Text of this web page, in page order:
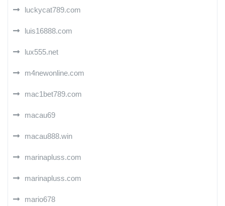
luckycat789.com
luis16888.com
lux555.net
m4newonline.com
mac1bet789.com
macau69
macau888.win
marinapluss.com
marinapluss.com
mario678